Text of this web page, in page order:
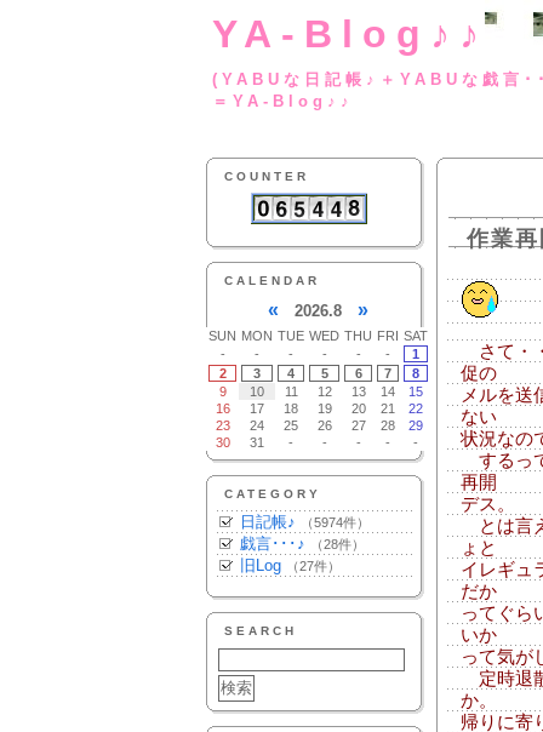
YA-Blog♪♪
(YABUな日記帳♪
＝YA-Blog♪♪
COUNTER
CALENDAR
« 2026.8 »
SUN MON TUE WED THU FRI SAT
-
- - - - -
1
2
3 4 5 6 7
8
9
10 11 12 13 14
15
16
17 18 19 20 21
22
23
24 25 26 27 28
29
30
31 - - - - -
CATEGORY
日記帳♪ （5974件）
戯言･･･♪ （28件）
旧Log （27件）
SEARCH
作業
さて・
促の
メルを送
ない
状況なの
するっ
再開
デス。
とは言
ょと
イレギュ
だか
ってぐら
いか
って気が
定時退
か。
帰りに寄